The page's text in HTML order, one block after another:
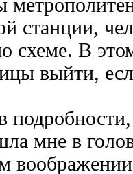
станции,
схеме. В
выйти,
мне в